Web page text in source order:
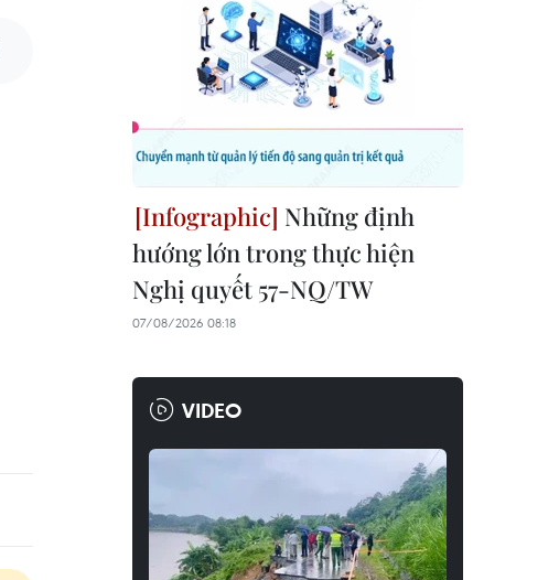
Những định
hướng lớn trong thực hiện
Nghị quyết 57-NQ/TW
07/08/2026 08:18
VIDEO